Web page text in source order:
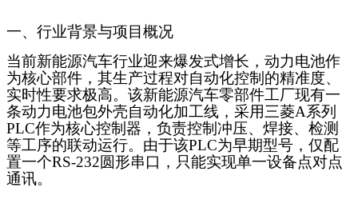
一、行业背景与项目概况
当前新能源汽车行业迎来爆发式增长，动力电池作
为核心部件，其生产过程对自动化控制的精准度、
实时性要求极高。该新能源汽车零部件工厂现有一
条动力电池包外壳自动化加工线，采用三菱A系列
PLC作为核心控制器，负责控制冲压、焊接、检测
等工序的联动运行。由于该PLC为早期型号，仅配
置一个RS-232圆形串口，只能实现单一设备点对点
通讯。